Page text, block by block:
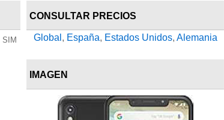
SIM
CONSULTAR PRECIOS
Global , España, Estados Unidos, Alemania
IMAGEN